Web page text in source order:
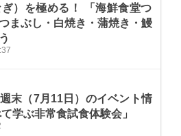
ぎ）を極める！ 「海鮮食堂つ
まぶし・白焼き・蒲焼き・鰻
末（7月11日）のイベント情
学ぶ非常食試食体験会」